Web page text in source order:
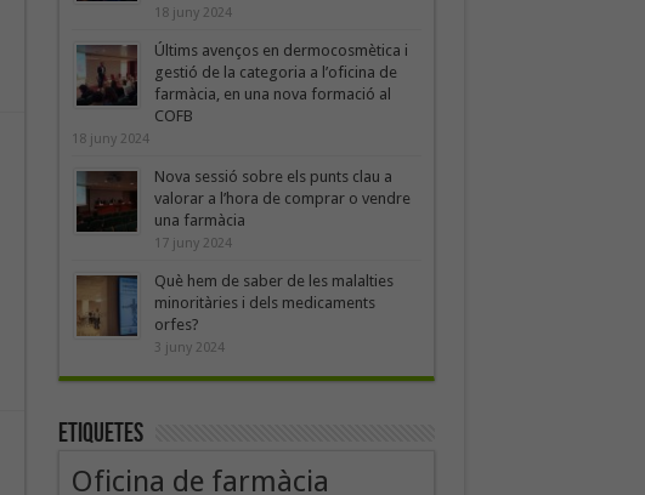
18 juny 2024
Últims avenços en dermocosmètica i
gestió de la categoria a l’oficina de
farmàcia, en una nova formació al
COFB
18 juny 2024
Nova sessió sobre els punts clau a
valorar a l’hora de comprar o vendre
una farmàcia
17 juny 2024
Què hem de saber de les malalties
minoritàries i dels medicaments
orfes?
3 juny 2024
Etiquetes
Oficina de farmàcia